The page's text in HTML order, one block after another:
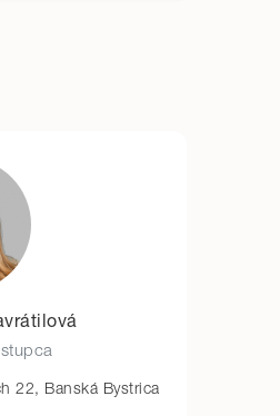
22, Banská Bystrica